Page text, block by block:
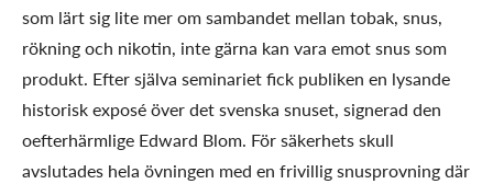
som lärt sig lite mer om sambandet mellan tobak, snus,
rökning och nikotin, inte gärna kan vara emot snus som
produkt. Efter själva seminariet fick publiken en lysande
historisk exposé över det svenska snuset, signerad den
oefterhärmlige Edward Blom. För säkerhets skull
avslutades hela övningen med en frivillig snusprovning där